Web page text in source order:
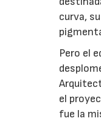
curva,
Pero el
el
fue la